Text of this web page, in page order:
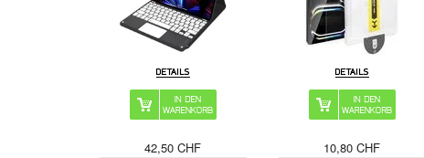
42,50 CHF 10,80 CHF